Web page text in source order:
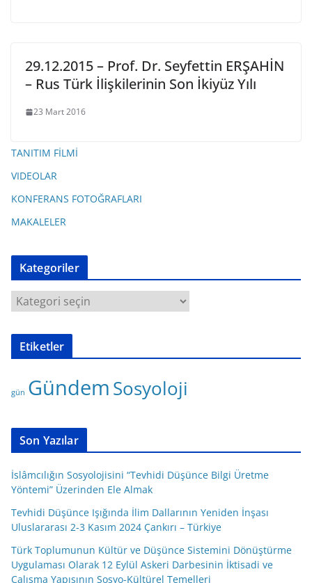
29.12.2015 – Prof. Dr. Seyfettin ERŞAHİN
– Rus Türk İlişkilerinin Son İkiyüz Yılı
23 Mart 2016
TANITIM FİLMİ
VIDEOLAR
KONFERANS FOTOĞRAFLARI
MAKALELER
Kategoriler
t
e
r
Etiketler
gün GündemSosyoloji
Son Yazılar
İslâmcılığın Sosyolojisini “Tevhidi Düşünce Bilgi Üretme
Yöntemi” Üzerinden Ele Almak
Tevhidi Düşünce Işığında İlim Dallarının Yeniden İnşası
Uluslararası 2-3 Kasım 2024 Çankırı – Türkiye
Türk Toplumunun Kültür ve Düşünce Sistemini Dönüştürme
Uygulaması Olarak 12 Eylül Askeri Darbesinin İktisadi ve
Çalışma Yapısının Sosyo-Kültürel Temelleri